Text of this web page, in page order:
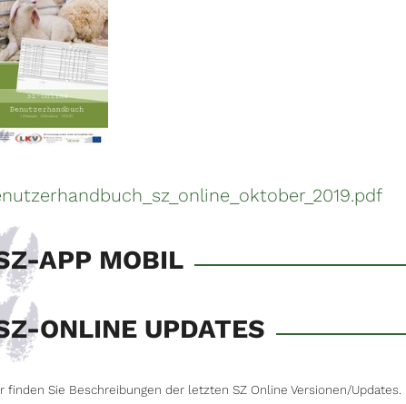
APP MOBIL
ONLINE UPDATES
finden Sie Beschreibungen der letzten SZ Online Versionen/Updates.